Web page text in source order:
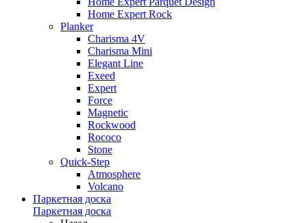
Home Expert Rock
Planker
Charisma 4V
Charisma Mini
Elegant Line
Exeed
Expert
Force
Magnetic
Rockwood
Rococo
Stone
Quick-Step
Atmosphere
Volcano
Паркетная доска
Паркетная доска